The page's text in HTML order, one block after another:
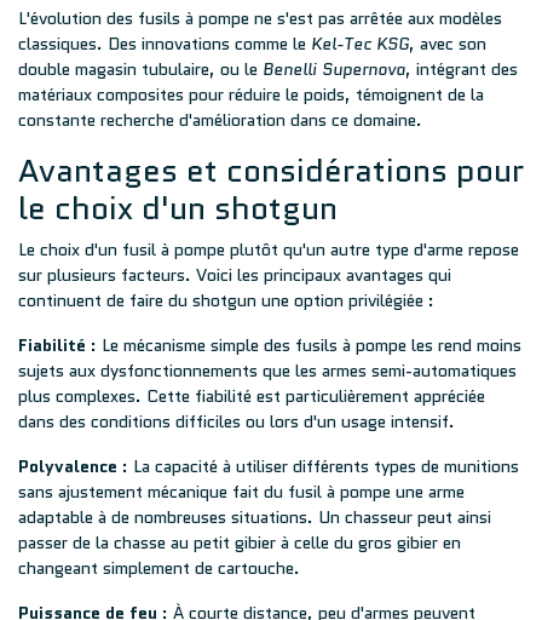
L'évolution des fusils à pompe ne s'est pas arrêtée aux modèles
classiques. Des innovations comme le Kel-Tec KSG, avec son
double magasin tubulaire, ou le Benelli Supernova, intégrant des
matériaux composites pour réduire le poids, témoignent de la
constante recherche d'amélioration dans ce domaine.
Avantages et considérations pour
le choix d'un shotgun
Le choix d'un fusil à pompe plutôt qu'un autre type d'arme repose
sur plusieurs facteurs. Voici les principaux avantages qui
continuent de faire du shotgun une option privilégiée :
Fiabilité : Le mécanisme simple des fusils à pompe les rend moins
sujets aux dysfonctionnements que les armes semi-automatiques
plus complexes. Cette fiabilité est particulièrement appréciée
dans des conditions difficiles ou lors d'un usage intensif.
Polyvalence : La capacité à utiliser différents types de munitions
sans ajustement mécanique fait du fusil à pompe une arme
adaptable à de nombreuses situations. Un chasseur peut ainsi
passer de la chasse au petit gibier à celle du gros gibier en
changeant simplement de cartouche.
Puissance de feu : À courte distance, peu d'armes peuvent